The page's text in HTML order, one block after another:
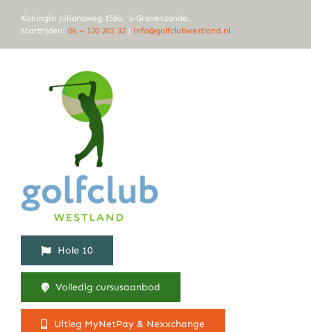
naar
Koningin Julianaweg 156a, ‘s-Gravenzande.
Starttijden: 06 – 120 202 32 | info@golfclubwestland.nl
Hole 10
Volledig cursusaanbod
Uitleg MyNetPay & Nexxchange